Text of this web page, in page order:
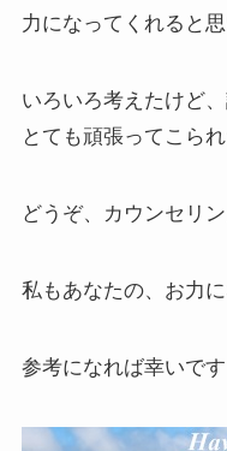
力になってくれると思
いろいろ考えたけど
とても頑張ってこら
どうぞ、カウンセリ
私もあなたの、お力
参考になれば幸いです